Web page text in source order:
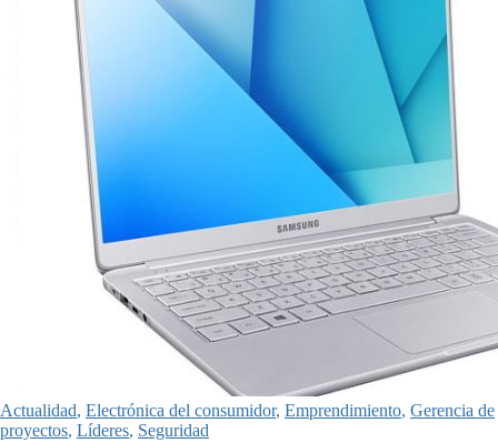
Actualidad, Electrónica del consumidor, Emprendimiento, Gerencia de
proyectos, Líderes, Seguridad